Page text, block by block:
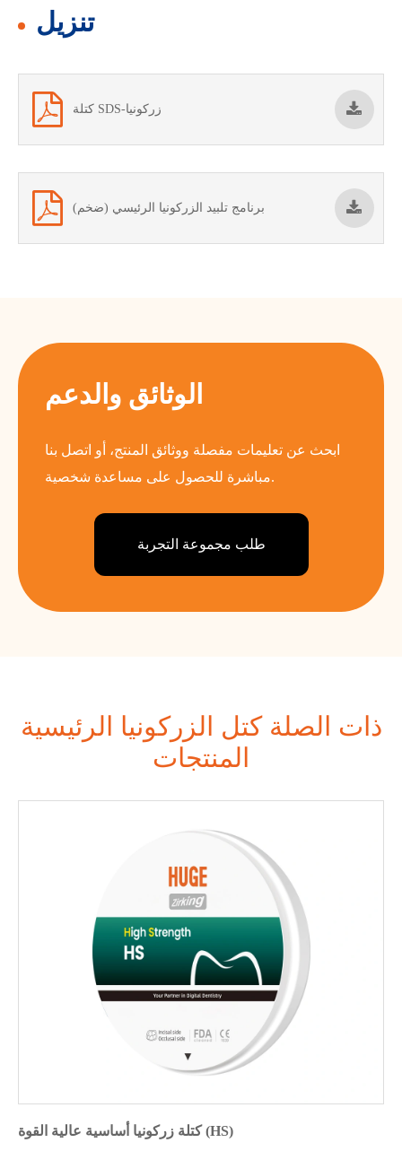
تنزيل
كتلة SDS-زركونيا
برنامج تلبيد الزركونيا الرئيسي (ضخم)
الوثائق والدعم
ابحث عن تعليمات مفصلة ووثائق المنتج، أو اتصل بنا
مباشرة للحصول على مساعدة شخصية.
طلب مجموعة التجربة
ذات الصلة كتل الزركونيا الرئيسية
المنتجات
كتلة زركونيا أساسية عالية القوة (HS)